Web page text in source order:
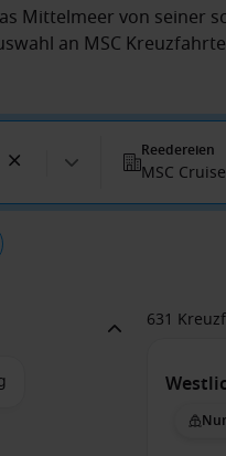
Mittelmeer von seiner
an MSC
Reedereien
MSC
631